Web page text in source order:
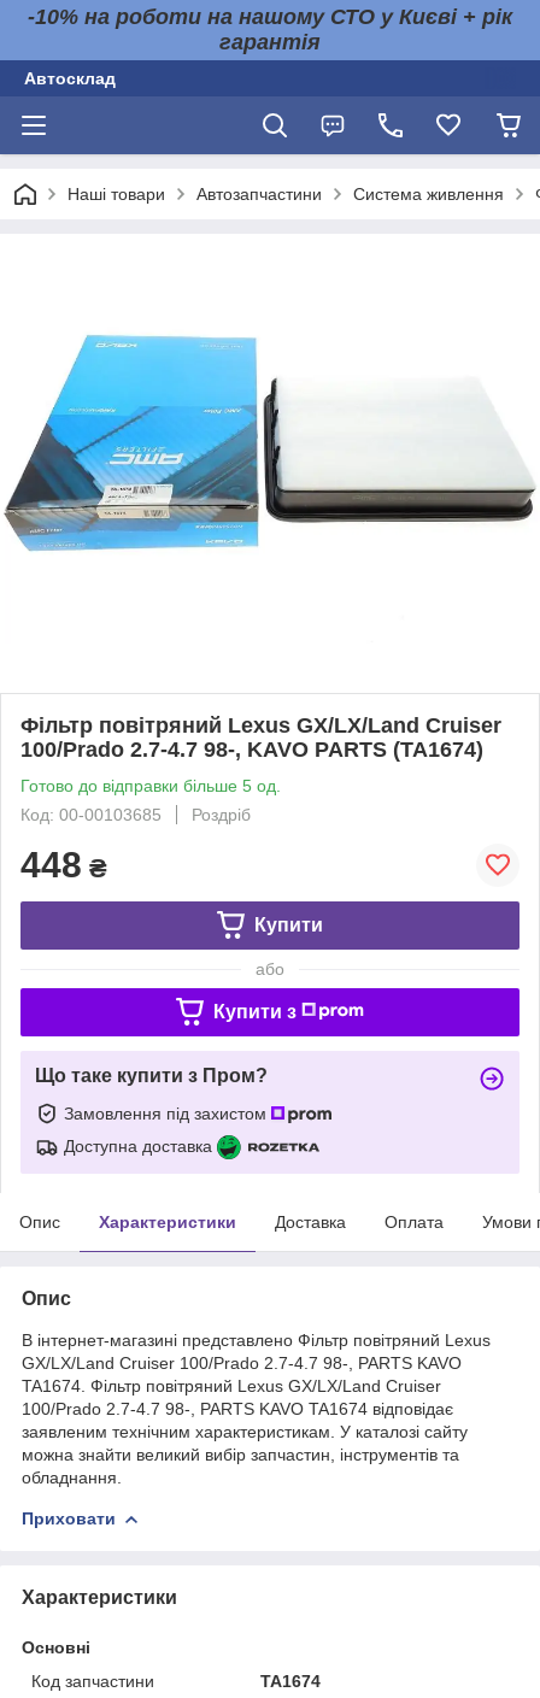
-10% на роботи на нашому СТО у Києві + рік
гарантія
Автосклад
Наші товари Автозапчастини Система живлення
Фільтр повітряний Lexus GX/LX/Land Cruiser
100/Prado 2.7-4.7 98-, KAVO PARTS (TA1674)
Готово до відправки більше 5 од.
Код: 00-00103685
Роздріб
448 ₴
Купити
або
Купити з
Що таке купити з Пром?
Замовлення під захистом
Доступна доставка
Опис Характеристики Доставка Оплата Умови
Опис
В інтернет-магазині представлено Фільтр повітряний Lexus
GX/LX/Land Cruiser 100/Prado 2.7-4.7 98-, PARTS KAVO
TA1674. Фільтр повітряний Lexus GX/LX/Land Cruiser
100/Prado 2.7-4.7 98-, PARTS KAVO TA1674 відповідає
заявленим технічним характеристикам. У каталозі сайту
можна знайти великий вибір запчастин, інструментів та
обладнання.
Приховати
Характеристики
Основні
Код запчастини
TA1674